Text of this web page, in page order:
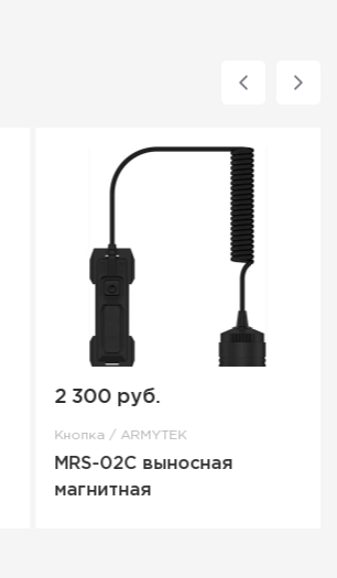
2 300 руб.
Кнопка / ARMYTEK
MRS-02C выносная
магнитная